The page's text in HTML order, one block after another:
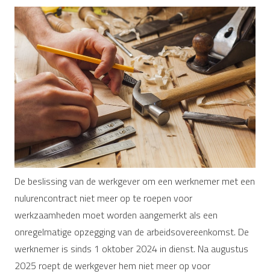
De beslissing van de werkgever om een werknemer met een
nulurencontract niet meer op te roepen voor
werkzaamheden moet worden aangemerkt als een
onregelmatige opzegging van de arbeidsovereenkomst. De
werknemer is sinds 1 oktober 2024 in dienst. Na augustus
2025 roept de werkgever hem niet meer op voor